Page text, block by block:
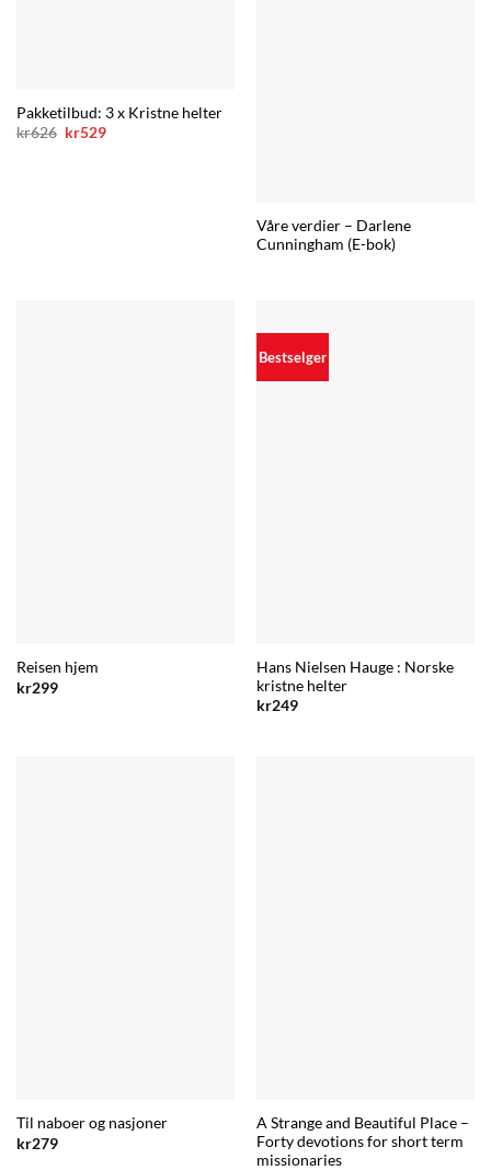
Pakketilbud: 3 x Kristne helter
kr626 Opprinnelig
kr529Nåværende
Våre verdier – Darlene
Cunningham (E-bok)
Reisen hjem
kr299
Bestselger
Hans Nielsen Hauge : Norske
kristne helter
kr249
Til naboer og nasjoner
kr279
A Strange and Beautiful Place –
Forty devotions for short term
missionaries